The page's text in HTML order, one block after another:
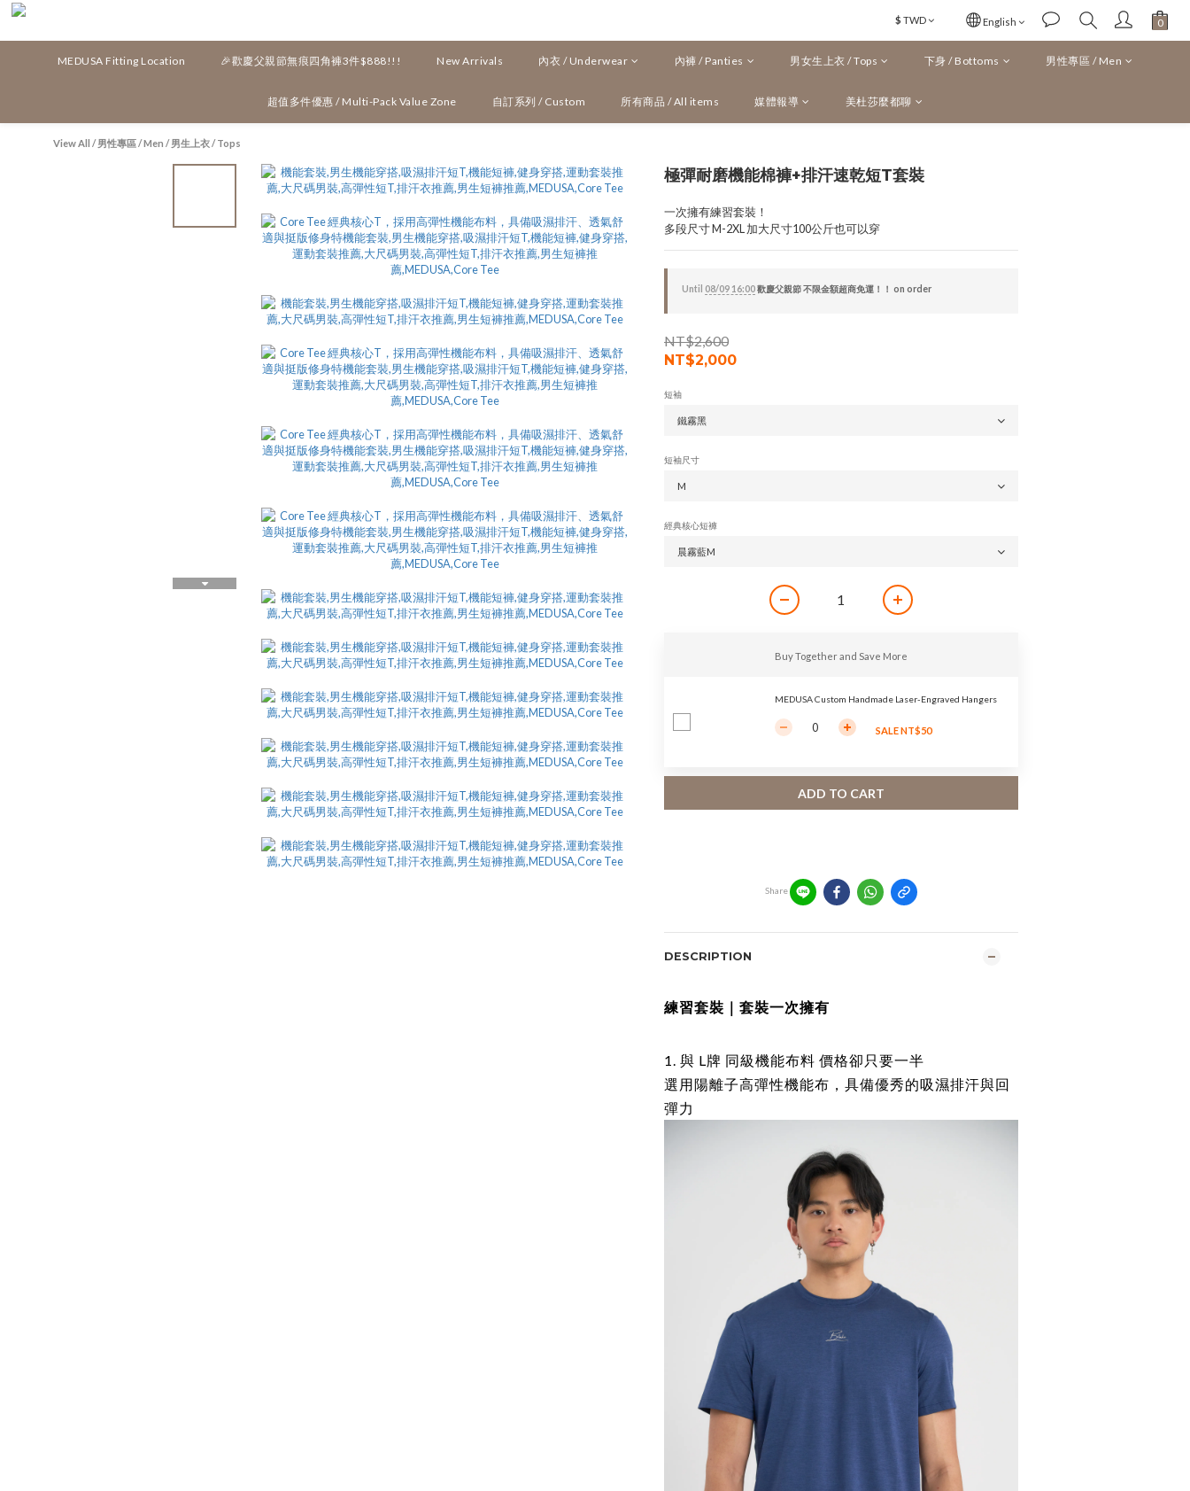
$ TWD English
MEDUSA Fitting Location 🎉歡慶父親節無痕四角褲3件$888!!! New Arrivals 內衣 / Underwear 內褲 / Panties 男女生上衣 / Tops 下身 / Bottoms 男性專區 / Men
超值多件優惠 / Multi-Pack Value Zone 自訂系列 / Custom 所有商品 / All items 媒體報導 美杜莎麼都聊
View All /男性專區 / Men /男生上衣 / Tops
極彈耐磨機能棉褲+排汗速乾短T套裝
一次擁有練習套裝！
多段尺寸 M-2XL 加大尺寸100公斤也可以穿
Until 08/09 16:00歡慶父親節 不限金額超商免運！！ on order
NT$2,600
NT$2,000
短袖
短袖尺寸
經典核心短褲
Buy Together and Save More
MEDUSA Custom Handmade Laser-Engraved Hangers
SALE NT$50
ADD TO CART
Share
DESCRIPTION
練習套裝｜套裝一次擁有
1. 與 L牌 同級機能布料 價格卻只要一半
選用陽離子高彈性機能布，具備優秀的吸濕排汗與回
彈力